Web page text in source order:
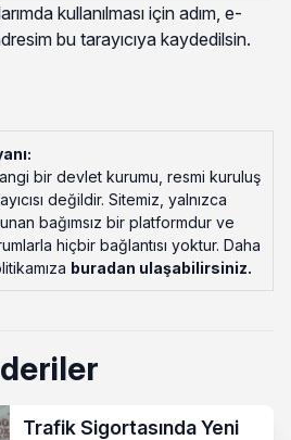
kullanılması için adım, e-
bu tarayıcıya kaydedilsin.
bir devlet kurumu, resmi kuruluş
değildir. Sitemiz, yalnızca
bağımsız bir platformdur ve
hiçbir bağlantısı yoktur. Daha
buradan ulaşabilirsiniz.
Trafik Sigortasında Yeni